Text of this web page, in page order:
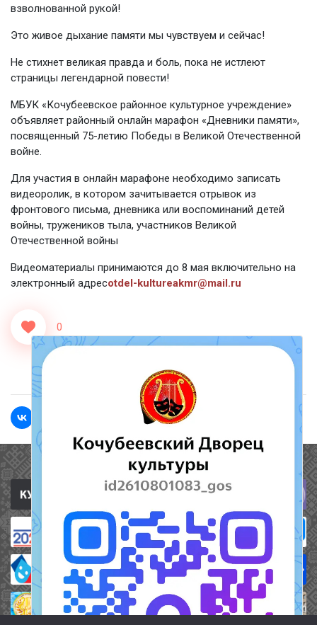
взволнованной рукой!
Это живое дыхание памяти мы чувствуем и сейчас!
Не стихнет великая правда и боль, пока не истлеют
страницы легендарной повести!
МБУК «Кочубеевское районное культурное учреждение»
объявляет районный онлайн марафон «Дневники памяти»,
посвященный 75-летию Победы в Великой Отечественной
войне.
Для участия в онлайн марафоне необходимо записать
видеоролик, в котором зачитывается отрывок из
фронтового письма, дневника или воспоминаний детей
войны, тружеников тыла, участников Великой
Отечественной войны
Видеоматериалы принимаются до 8 мая включительно на
электронный адресotdel-kultureakmr@mail.ru
0
Полезные ссылки